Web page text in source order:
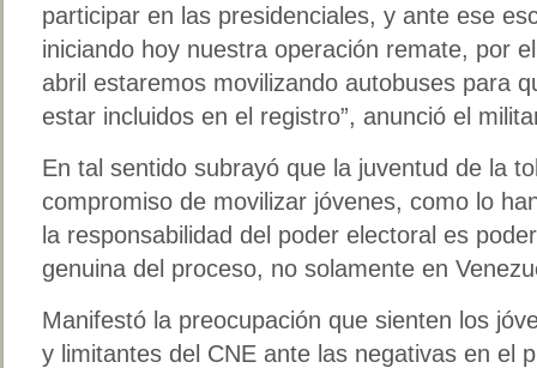
participar en las presidenciales, y ante ese
iniciando hoy nuestra operación remate, por
abril estaremos movilizando autobuses para
estar incluidos en el registro”, anunció el
En tal sentido subrayó que la juventud de la
compromiso de movilizar jóvenes, como lo
la responsabilidad del poder electoral es
genuina del proceso, no solamente en
Manifestó la preocupación que sienten los
y limitantes del CNE ante las negativas en el